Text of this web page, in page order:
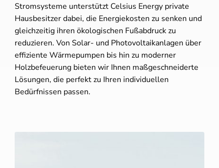
Stromsysteme unterstützt Celsius Energy private
Hausbesitzer dabei, die Energiekosten zu senken und
gleichzeitig ihren ökologischen Fußabdruck zu
reduzieren. Von Solar- und Photovoltaikanlagen über
effiziente Wärmepumpen bis hin zu moderner
Holzbefeuerung bieten wir Ihnen maßgeschneiderte
Lösungen, die perfekt zu Ihren individuellen
Bedürfnissen passen.